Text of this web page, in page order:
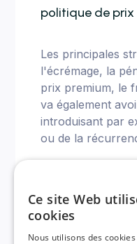
politique de prix
Les principales
l'écrémage, la
prix premium, le
va également
introduisant par
ou de la
Quelles
politique
politique de
Ce site Web
cookies
Nous utilisons des